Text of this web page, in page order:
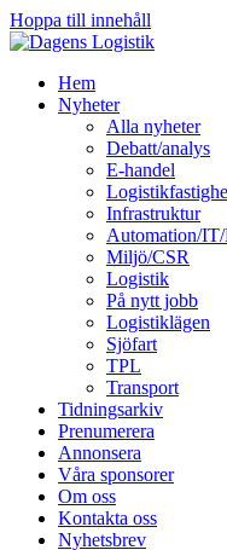
Hoppa till innehåll
Hem
Nyheter
Alla nyheter
Debatt/analys
E-handel
Infrastruktur
Automation/
Miljö/CSR
Logistik
På nytt jobb
Logistiklägen
Sjöfart
TPL
Transport
Tidningsarkiv
Prenumerera
Annonsera
Våra sponsorer
Om oss
Kontakta oss
Nyhetsbrev